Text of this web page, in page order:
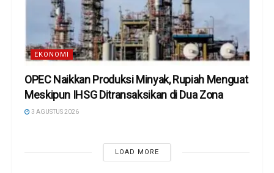
EKONOMI
OPEC Naikkan Produksi Minyak, Rupiah Menguat
Meskipun IHSG Ditransaksikan di Dua Zona
3 AGUSTUS 2026
LOAD MORE